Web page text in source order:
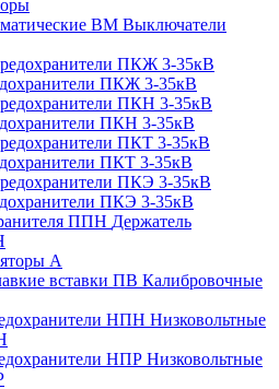
Выключатели
ПКЖ 3-35кВ
ПКН 3-35кВ
ПКТ 3-35кВ
ПКЭ 3-35кВ
Держатель
А
Калибровочные
Низковольтные
Низковольтные